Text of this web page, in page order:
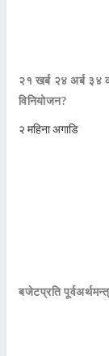
२१ खर्ब २४ अर्ब
विनियोजन?
२ महिना अगाडि
बजेटप्रति